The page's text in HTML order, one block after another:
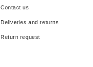
Contact us
Deliveries and returns
Return request